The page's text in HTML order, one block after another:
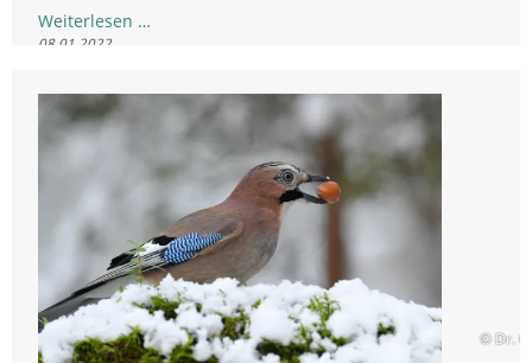
Weiterlesen …Meisen
08.01.2022
© Dr.